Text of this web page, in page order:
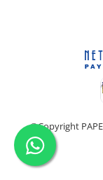
©Copyright